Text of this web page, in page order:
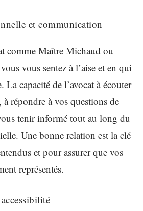
et communication
comme Maître Michaud ou
vous sentez à l’aise et en qui
La capacité de l’avocat à écouter
répondre à vos questions de
tenir informé tout au long du
Une bonne relation est la clé
et pour assurer que vos
représentés.